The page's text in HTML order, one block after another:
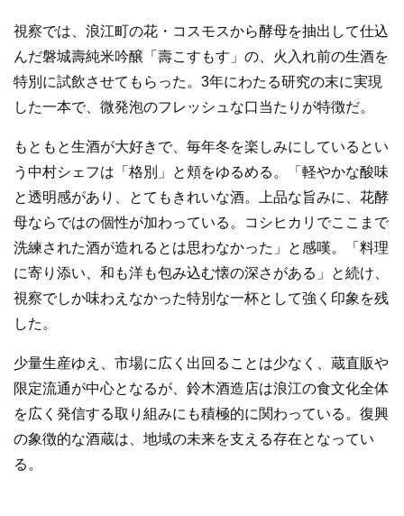
視察では、浪江町の花・コスモスから酵母を抽出して仕込
んだ磐城壽純米吟醸「壽こすもす」の、火入れ前の生酒を
特別に試飲させてもらった。3年にわたる研究の末に実現
した一本で、微発泡のフレッシュな口当たりが特徴だ。
もともと生酒が大好きで、毎年冬を楽しみにしているとい
う中村シェフは「格別」と頬をゆるめる。「軽やかな酸味
と透明感があり、とてもきれいな酒。上品な旨みに、花酵
母ならではの個性が加わっている。コシヒカリでここまで
洗練された酒が造れるとは思わなかった」と感嘆。「料理
に寄り添い、和も洋も包み込む懐の深さがある」と続け、
視察でしか味わえなかった特別な一杯として強く印象を残
した。
少量生産ゆえ、市場に広く出回ることは少なく、蔵直販や
限定流通が中心となるが、鈴木酒造店は浪江の食文化全体
を広く発信する取り組みにも積極的に関わっている。復興
の象徴的な酒蔵は、地域の未来を支える存在となってい
る。